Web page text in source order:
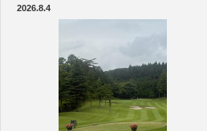
2026.8.4